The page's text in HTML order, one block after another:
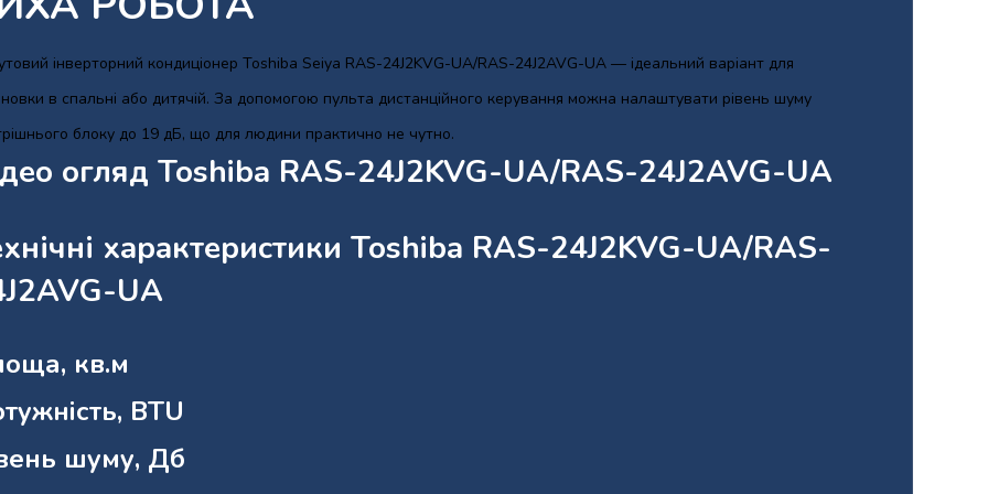
інверторний кондиціонер Toshiba Seiya RAS-24J2KVG-UA/RAS-24J2AVG-UA — ідеальний варіант для
в спальні або дитячій. За допомогою пульта дистанційного керування можна налаштувати рівень шуму
блоку до 19 дБ, що для людини практично не чутно.
огляд Toshiba RAS-24J2KVG-UA/RAS-24J2AVG-UA
характеристики Toshiba RAS-24J2KVG-UA/RAS-
UA
кв.м
BTU
шуму, Дб